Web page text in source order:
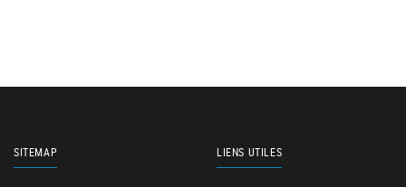
SITEMAP LIENS UTILES